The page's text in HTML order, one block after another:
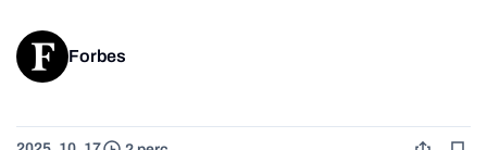
Forbes